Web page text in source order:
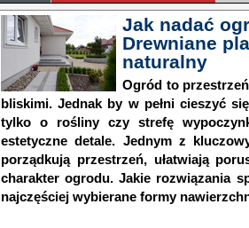
Jak nadać
Drewniane
naturalny
Ogród to
bliskimi. Jednak by w pełni cieszyć
tylko o rośliny czy strefę
estetyczne detale. Jednym z
porządkują przestrzeń, ułatwiają
charakter ogrodu. Jakie rozwiązania
najczęściej wybierane formy